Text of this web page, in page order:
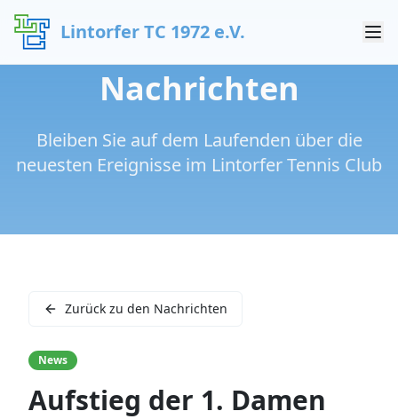
Lintorfer TC 1972 e.V.
Nachrichten
Bleiben Sie auf dem Laufenden über die
neuesten Ereignisse im Lintorfer Tennis Club
Zurück zu den Nachrichten
News
Aufstieg der 1. Damen